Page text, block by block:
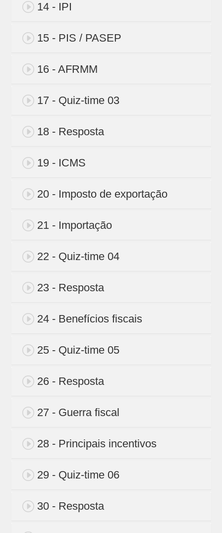
14 - IPI
15 - PIS / PASEP
16 - AFRMM
17 - Quiz-time 03
18 - Resposta
19 - ICMS
20 - Imposto de exportação
21 - Importação
22 - Quiz-time 04
23 - Resposta
24 - Benefícios fiscais
25 - Quiz-time 05
26 - Resposta
27 - Guerra fiscal
28 - Principais incentivos
29 - Quiz-time 06
30 - Resposta